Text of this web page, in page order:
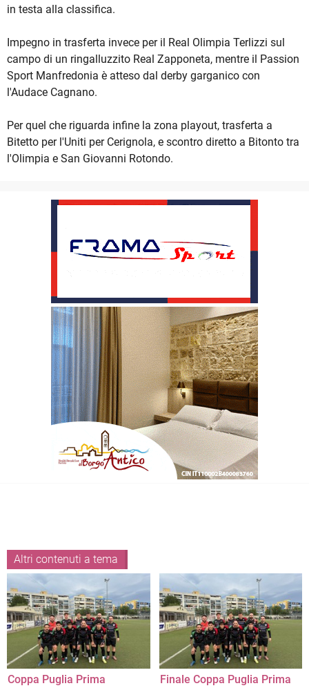
in testa alla classifica.
Impegno in trasferta invece per il Real Olimpia Terlizzi sul
campo di un ringalluzzito Real Zapponeta, mentre il Passion
Sport Manfredonia è atteso dal derby garganico con
l'Audace Cagnano.
Per quel che riguarda infine la zona playout, trasferta a
Bitetto per l'Uniti per Cerignola, e scontro diretto a Bitonto tra
l'Olimpia e San Giovanni Rotondo.
Altri contenuti a tema
Coppa Puglia Prima
Finale Coppa Puglia Prima